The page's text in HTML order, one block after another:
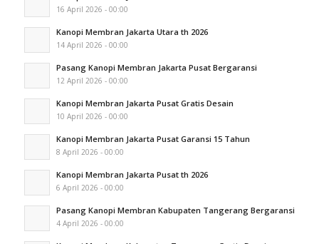
16 April 2026 - 00:00
Kanopi Membran Jakarta Utara th 2026
14 April 2026 - 00:00
Pasang Kanopi Membran Jakarta Pusat Bergaransi
12 April 2026 - 00:00
Kanopi Membran Jakarta Pusat Gratis Desain
10 April 2026 - 00:00
Kanopi Membran Jakarta Pusat Garansi 15 Tahun
8 April 2026 - 00:00
Kanopi Membran Jakarta Pusat th 2026
6 April 2026 - 00:00
Pasang Kanopi Membran Kabupaten Tangerang Bergaransi
4 April 2026 - 00:00